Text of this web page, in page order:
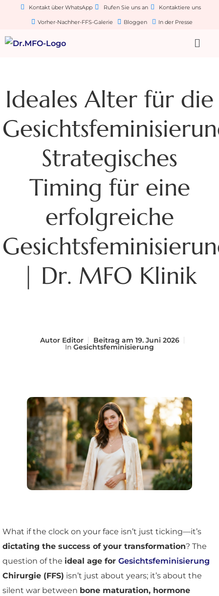
Kontakt über WhatsApp Rufen Sie uns an Kontaktiere uns
Vorher-Nachher-FFS-Galerie Bloggen In der Presse
Ideales Alter für die
Strategisches
Timing für eine
erfolgreiche
| Dr. MFO Klinik
AutorEditor Beitrag am 19. Juni 2026
In Gesichtsfeminisierung
What if the clock on your face isn’t just ticking—it’s
dictating the success of your transformation? The
question of the ideal age for Gesichtsfeminisierung
Chirurgie (FFS) isn’t just about years; it’s about the
silent war between bone maturation, hormone